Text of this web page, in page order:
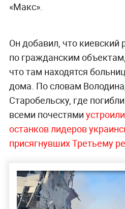
«Макс».
Он добавил, что
по гражданским
что там находятся
дома. По словам
Старобельску, где
всеми почестями
останков лидеров
присягнувших Третьему